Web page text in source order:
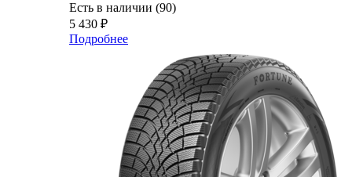
Есть в наличии (90)
5 430 ₽
Подробнее